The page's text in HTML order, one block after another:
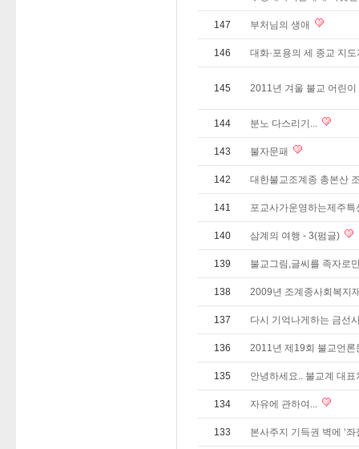
147 부처님의 생애
146 대화·포용의 세 종교 지
145 2011년 겨울 불교 어린
144 분노 다스리기...
143 불자문패
142 대한불교조계종 총본산
141 포교사가운영하는제주
140 삼계의 여행 - 3(펌글)
139 불교그림,글씨를 족자로
138 2009년 조계종사회복지
137 다시 기억나게하는 금선
136 2011년 제19회 불교언
135 안녕하세요.. 불교계 대
134 자유에 관하여...
133 본사주지 기득권 벽에 ‘